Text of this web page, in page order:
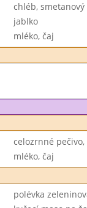
chléb, smetanový
jablko
mléko, čaj
celozrnné
mléko, čaj
polévka